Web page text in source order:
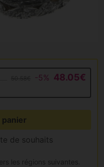
-5% 48.05€
de souhaits
les régions suivantes.